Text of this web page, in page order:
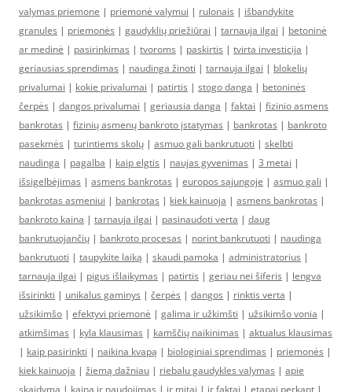
valymas priemone | priemonė valymui | rulonais | išbandykite
granules | priemonės | gaudyklių priežiūrai | tarnauja ilgai | betoninė
ar medinė | pasirinkimas | tvoroms | paskirtis | tvirta investicija |
geriausias sprendimas | naudinga žinoti | tarnauja ilgai | blokelių
privalumai | kokie privalumai | patirtis | stogo danga | betoninės
čerpės | dangos privalumai | geriausia danga | faktai | fizinio asmens
bankrotas | fizinių asmenų bankroto įstatymas | bankrotas | bankroto
pasekmės | turintiems skolų | asmuo gali bankrutuoti | skelbti
naudinga | pagalba | kaip elgtis | naujas gyvenimas | 3 metai |
išsigelbėjimas | asmens bankrotas | europos sąjungoje | asmuo gali |
bankrotas asmeniui | bankrotas | kiek kainuoja | asmens bankrotas |
bankroto kaina | tarnauja ilgai | pasinaudoti verta | daug
bankrutuojančių | bankroto procesas | norint bankrutuoti | naudinga
bankrutuoti | taupykite laiką | skaudi pamoka | administratorius |
tarnauja ilgai | pigus išlaikymas | patirtis | geriau nei šiferis | lengva
išsirinkti | unikalus gaminys | čerpės | dangos | rinktis verta |
užsikimšo | efektyvi priemonė | galima ir užkimšti | užsikimšo vonia |
atkimšimas | kyla klausimas | kamščių naikinimas | aktualus klausimas
| kaip pasirinkti | naikina kvapą | biologiniai sprendimas | priemonės |
kiek kainuoja | žiemą dažniau | riebalu gaudykles valymas | apie
skaidymą | kaina ir naudojimas | ir mitai | ir faktai | etapai perkant |